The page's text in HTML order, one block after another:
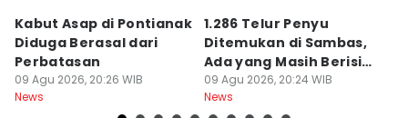
Kabut Asap di Pontianak
Diduga Berasal dari
Perbatasan
09 Agu 2026, 20:26 WIB
News
1.286 Telur Penyu
Ditemukan di Sambas,
Ada yang Masih Berisi
Embrio
09 Agu 2026, 20:24 WIB
News